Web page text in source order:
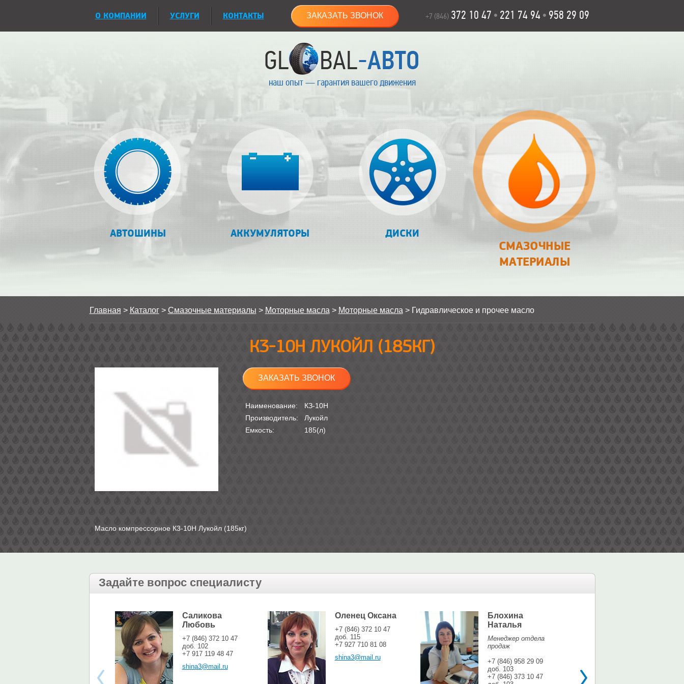
О КОМПАНИИ УСЛУГИ КОНТАКТЫ ЗАКАЗАТЬ ЗВОНОК +7 (846) 372 10 47 • 221 74 94 • 958 29 09
наш опыт — гарантия вашего движения
АВТОШИНЫ АККУМУЛЯТОРЫ ДИСКИ
СМАЗОЧНЫЕ
МАТЕРИАЛЫ
Главная > Каталог> Смазочные материалы > Моторные масла > Моторные масла > Гидравлическое и прочее масло
К3-10Н ЛУКОЙЛ (185КГ)
ЗАКАЗАТЬ ЗВОНОК
Наименование:
КЗ-10Н
Производитель:
Лукойл
Емкость:
185(л)
Масло компрессорное К3-10Н Лукойл (185кг)
Задайте вопрос специалисту
Саликова
Любовь
+7 (846) 372 10 47
доб. 102
+7 917 119 48 47
shina3@mail.ru
Оленец Оксана
+7 (846) 372 10 47
доб. 115
+7 927 710 81 08
shina3@mail.ru
Блохина
Наталья
Менеджер отдела
продаж
+7 (846) 958 29 09
доб. 103
+7 (846) 373 10 47